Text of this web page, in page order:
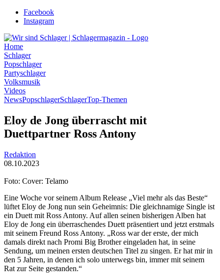
Zum
Inhalt
Facebook
Instagram
Home
Schlager
Popschlager
Partyschlager
Volksmusik
Videos
NewsPopschlagerSchlagerTop-Themen
Eloy de Jong überrascht mit
Duettpartner Ross Antony
Redaktion
08.10.2023
Foto: Cover: Telamo
Eine Woche vor seinem Album Release „Viel mehr als das Beste“
lüftet Eloy de Jong nun sein Geheimnis: Die gleichnamige Single ist
ein Duett mit Ross Antony. Auf allen seinen bisherigen Alben hat
Eloy de Jong ein überraschendes Duett präsentiert und jetzt erstmals
mit seinem Freund Ross Antony. „Ross war der erste, der mich
damals direkt nach Promi Big Brother eingeladen hat, in seine
Sendung, um meinen ersten deutschen Titel zu singen. Er hat mir in
den 5 Jahren, in denen ich solo unterwegs bin, immer mit seinem
Rat zur Seite gestanden.“